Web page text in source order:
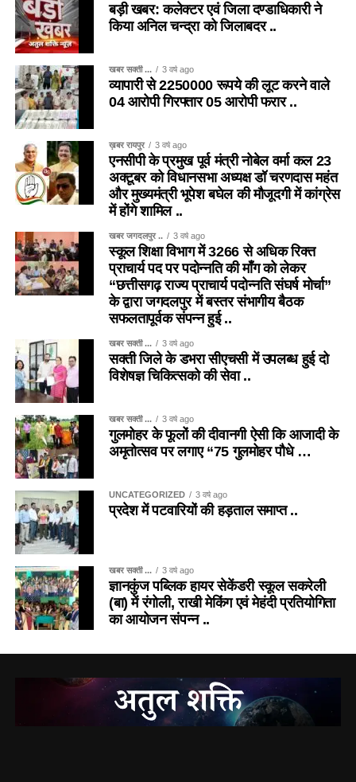
बड़ी खबर: कलेक्टर एवं जिला दण्डाधिकारी ने
किया अनिल चन्द्रा को जिलाबदर ..
खबर सक्ती ... 3 वर्ष ago
व्यापारी से 2250000 रूपये की लूट करने वाले
04 आरोपी गिरफ्तार 05 आरोपी फरार ..
ख़बर रायपुर 3 वर्ष ago
एनसीपी के प्रमुख पूर्व मंत्री नोबेल वर्मा कल 23
अक्टूबर को विधानसभा अध्यक्ष डॉ चरणदास महंत
और मुख्यमंत्री भूपेश बघेल की मौजूदगी में कांग्रेस
में होंगे शामिल ..
खबर जगदलपुर .. 3 वर्ष ago
स्कूल शिक्षा विभाग में 3266 से अधिक रिक्त
प्राचार्य पद पर पदोन्नति की माँग को लेकर
“छत्तीसगढ़ राज्य प्राचार्य पदोन्नति संघर्ष मोर्चा”
के द्वारा जगदलपुर में बस्तर संभागीय बैठक
सफलतापूर्वक संपन्न हुई ..
खबर सक्ती ... 3 वर्ष ago
सक्ती जिले के डभरा सीएचसी में उपलब्ध हुई दो
विशेषज्ञ चिकित्सको की सेवा ..
खबर सक्ती ... 3 वर्ष ago
गुलमोहर के फूलों की दीवानगी ऐसी कि आजादी के
अमृतोत्सव पर लगाए “75 गुलमोहर पौधे …
UNCATEGORIZED 3 वर्ष ago
प्रदेश में पटवारियों की हड़ताल समाप्त ..
खबर सक्ती ... 3 वर्ष ago
ज्ञानकुंज पब्लिक हायर सेकेंडरी स्कूल सकरेली
(बा) में रंगोली, राखी मेकिंग एवं मेहंदी प्रतियोगिता
का आयोजन संपन्न ..